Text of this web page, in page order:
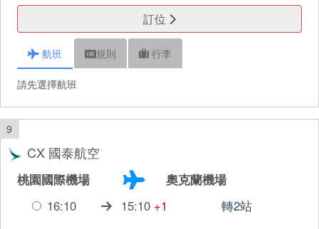
訂位
航班 規則 行李
請先選擇航班
9
CX 國泰航空
桃園國際機場
奧克蘭機場
16:10
15:10 +1 轉2站